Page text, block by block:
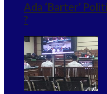
Ada ‘Barter’
?